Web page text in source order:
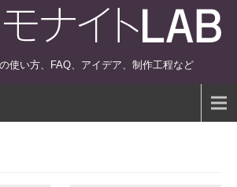
使い方、FAQ、アイデア、制作工程など